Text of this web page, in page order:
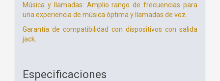
Música y llamadas: Amplio rango de frecuencias para
una experiencia de música óptima y llamadas de voz.
Garantía de compatibilidad con dispositivos con salida
jack.
Especificaciones